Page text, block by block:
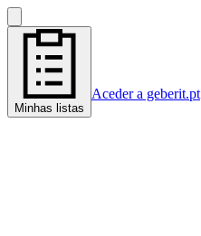
Minhas listas
Aceder a geberit.pt